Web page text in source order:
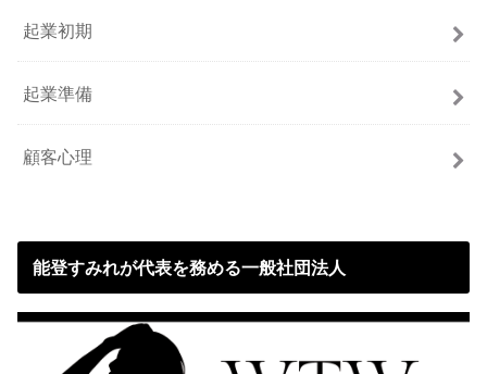
起業初期
起業準備
顧客心理
能登すみれが代表を務める一般社団法人